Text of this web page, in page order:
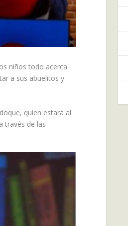
niños todo acerca
a sus abuelitos y
quien estará al
través de las